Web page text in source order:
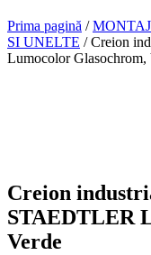
Prima pagină /
SI UNELTE / Creion
Lumocolor Glasochrom,
Creion
STAEDTLER
Verde